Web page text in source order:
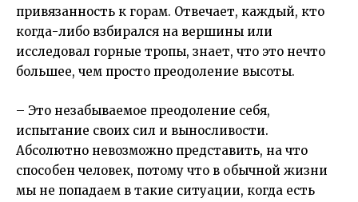
привязанность к горам. Отвечает, каждый, кто
когда-либо взбирался на вершины или
исследовал горные тропы, знает, что это нечто
большее, чем просто преодоление высоты.
– Это незабываемое преодоление себя,
испытание своих сил и выносливости.
Абсолютно невозможно представить, на что
способен человек, потому что в обычной жизни
мы не попадаем в такие ситуации, когда есть